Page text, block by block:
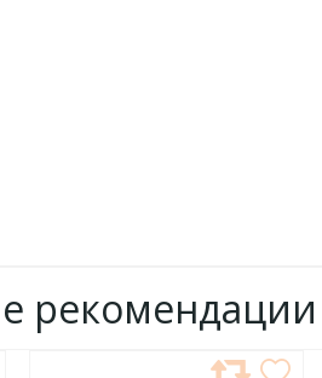
рекомендации